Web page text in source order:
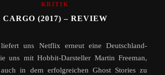
KRITIK
CARGO (2017) – REVIEW
uns Netflix erneut eine Deutschland-
uns mit Hobbit-Darsteller Martin Freeman,
in dem erfolgreichen Ghost Stories zu